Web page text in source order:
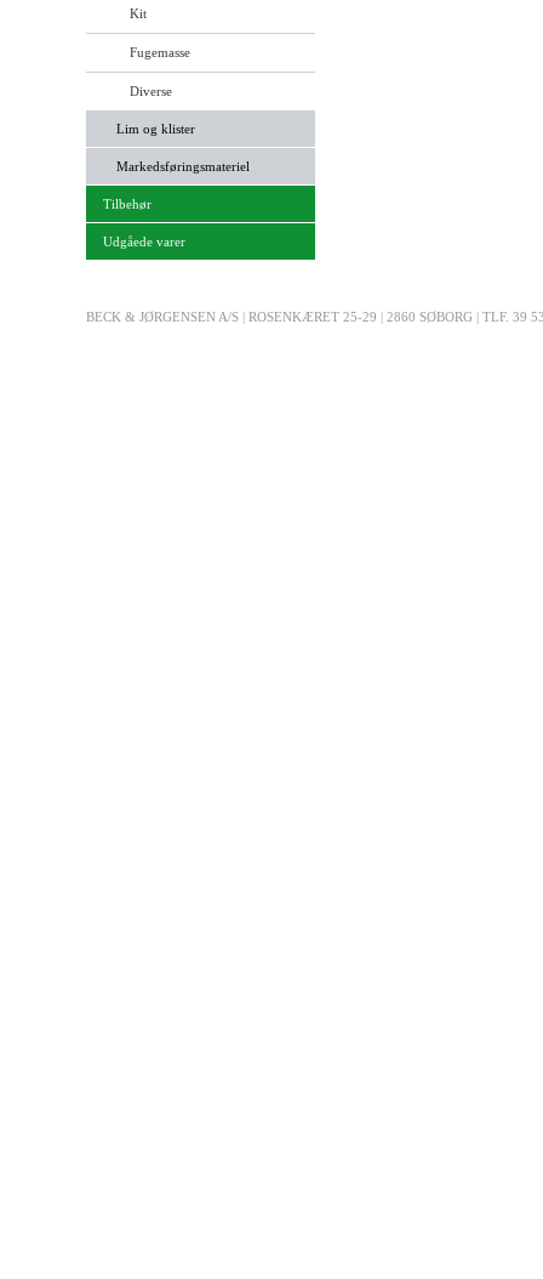
Kit
Fugemasse
Diverse
Lim og klister
Markedsføringsmateriel
Tilbehør
Udgåede varer
BECK & JØRGENSEN A/S | ROSENKÆRET 25-29 | 2860 SØBORG | TLF. 39